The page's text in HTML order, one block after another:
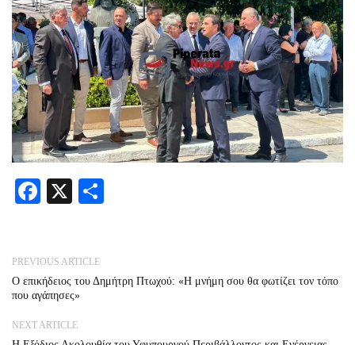
Facebook
X
PREVIOUS ARTICLE
Ο επικήδειος του Δημήτρη Πτωχού: «Η μνήμη σου θα φωτίζει τον τόπο
που αγάπησες»
NEXT ARTICLE